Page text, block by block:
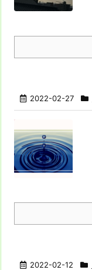
2022-02-27
2022-02-12